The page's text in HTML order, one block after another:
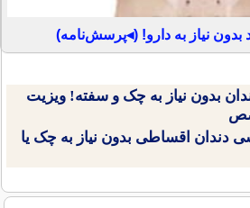
بدون نیاز به دارو! (◂پرسش‌نامه)
بدون نیاز به چک و سفته! ویزیت
دندان اقساطی بدون نیاز به چک یا